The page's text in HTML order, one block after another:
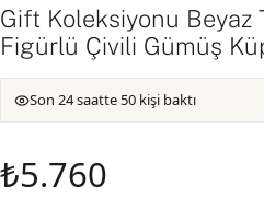
Gift Koleksiyonu Beyaz
Figürlü Çivili Gümüş
Son 24 saatte 50 kişi baktı
₺5.760